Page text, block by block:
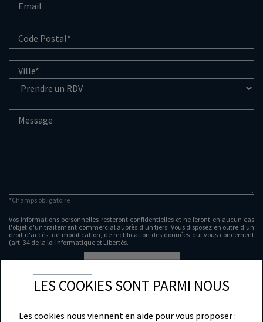
*Champs obligatoire
Vos informations personnelles resteront confidentielles et ne feront en aucun cas
l'objet d'un traitement commercial auprès d'un tiers. Vous disposez en outre d'un
droit d'accès, de modification, de rectification des données qui vous concernent
(art. 34 de la loi Informatique et Libertés.
LES COOKIES SONT PARMI NOUS
Les cookies nous viennent en aide pour vous proposer :